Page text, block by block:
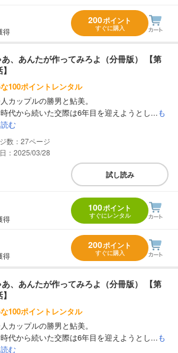
得
200ポイント
すぐに購入
あ、あんたが作ってみろよ（分冊版） 【第
100ポイントレンタル
カップルの勝男と鮎美。
代から続いた交際は6年目を迎えようとし...も
む
27
：2025/03/28
試し読み
得
100ポイント
すぐにレンタル
得
200ポイント
すぐに購入
あ、あんたが作ってみろよ（分冊版） 【第
100ポイントレンタル
カップルの勝男と鮎美。
代から続いた交際は6年目を迎えようとし...も
む